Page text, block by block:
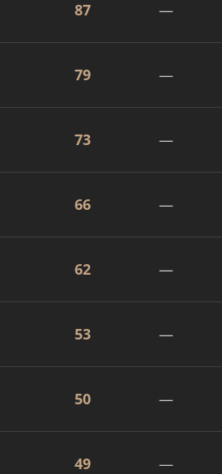
87 —
79 —
73 —
66 —
62 —
53 —
50 —
49 —